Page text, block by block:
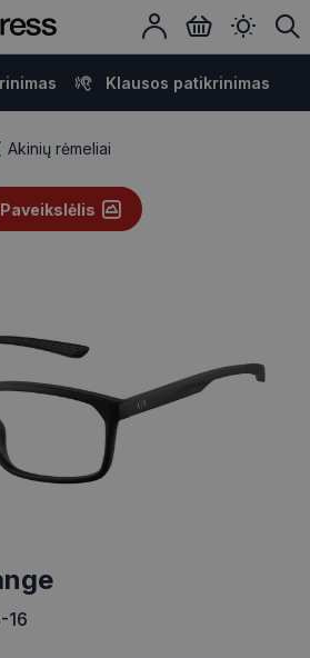
Klausos patikrinimas
Akinių rėmeliai
Paveikslėlis
16